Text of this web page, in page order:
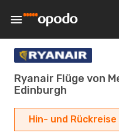
Ryanair Flüge von
Edinburgh
Hin- und Rückreise